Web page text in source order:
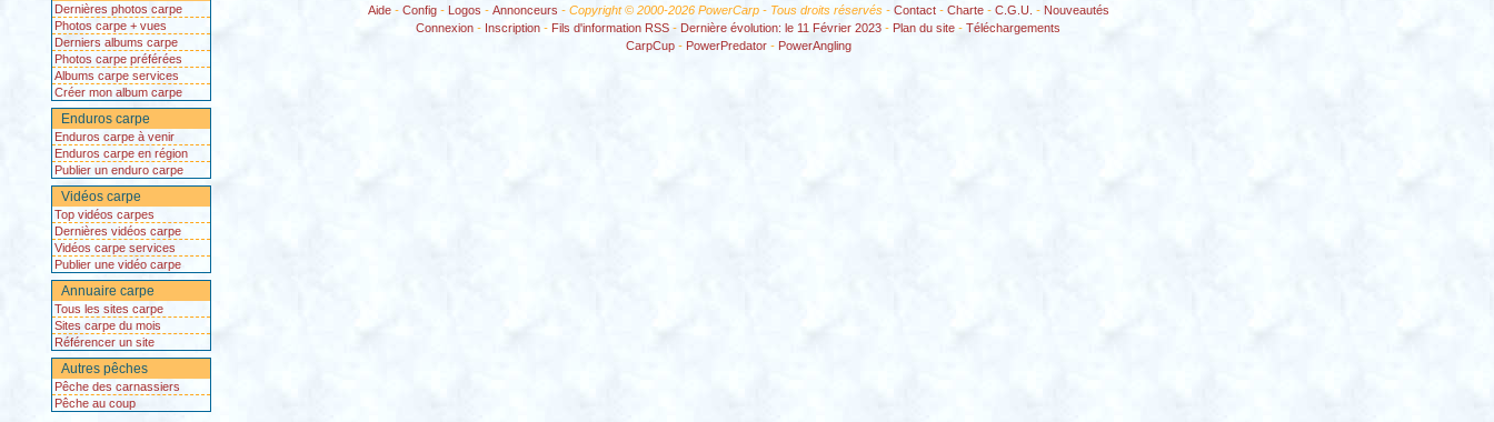
Dernières photos carpe
Photos carpe + vues
Derniers albums carpe
Photos carpe préférées
Albums carpe services
Créer mon album carpe
Enduros carpe
Enduros carpe à venir
Enduros carpe en région
Publier un enduro carpe
Vidéos carpe
Top vidéos carpes
Dernières vidéos carpe
Vidéos carpe services
Publier une vidéo carpe
Annuaire carpe
Tous les sites carpe
Sites carpe du mois
Référencer un site
Autres pêches
Pêche des carnassiers
Pêche au coup
Aide- Config- Logos - Annonceurs - Copyright © 2000-2026 PowerCarp - Tous droits réservés - Contact- Charte- C.G.U. - Nouveautés
Connexion - Inscription - Fils d'information RSS - Dernière évolution: le 11 Février 2023 - Plan du site - Téléchargements
CarpCup- PowerPredator- PowerAngling